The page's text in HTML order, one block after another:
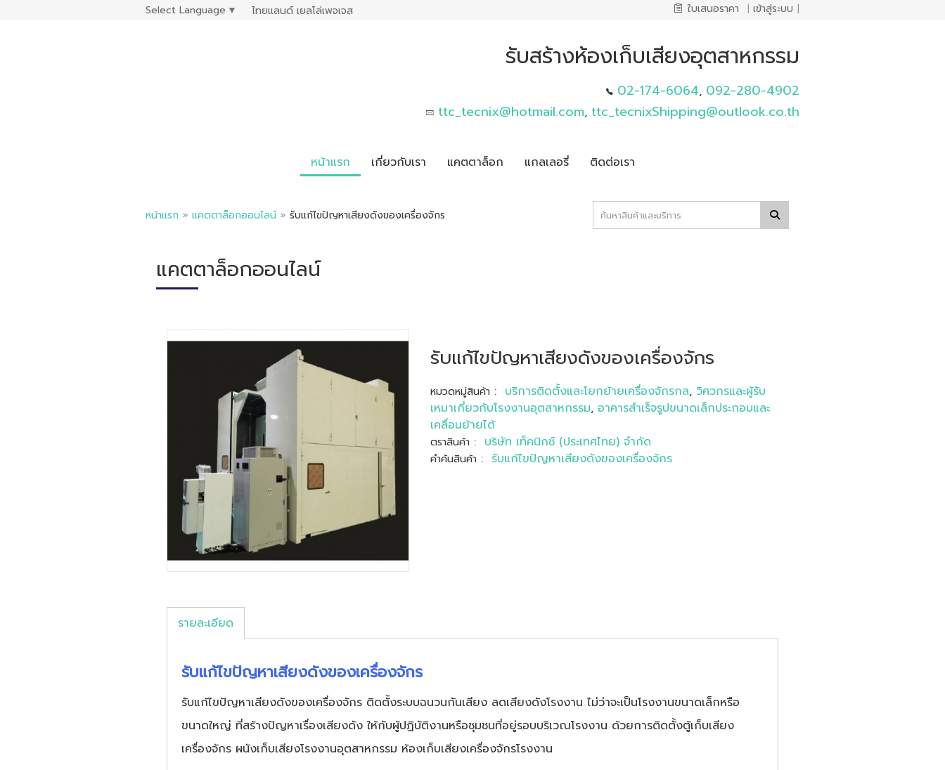
Select Language ▼ ไทยแลนด์ เยลโล่เพจเจส ใบเสนอราคา | เข้าสู่ระบบ |
รับสร้างห้องเก็บเสียงอุตสาหกรรม
02-174-6064, 092-280-4902
ttc_tecnix@hotmail.com, ttc_tecnixShipping@outlook.co.th
หน้าแรก เกี่ยวกับเรา แคตตาล็อก แกลเลอรี่ ติดต่อเรา
หน้าแรก » แคตตาล็อกออนไลน์ » รับแก้ไขปัญหาเสียงดังของเครื่องจักร
แคตตาล็อกออนไลน์
รับแก้ไขปัญหาเสียงดังของเครื่องจักร
หมวดหมู่สินค้า : บริการติดตั้งและโยกย้ายเครื่องจักรกล, วิศวกรและผู้รับ
เหมาเกี่ยวกับโรงงานอุตสาหกรรม, อาคารสำเร็จรูปขนาดเล็กประกอบและ
เคลื่อนย้ายได้
ตราสินค้า : บริษัท เท็คนิกซ์ (ประเทศไทย) จำกัด
คำค้นสินค้า : รับแก้ไขปัญหาเสียงดังของเครื่องจักร
รายละเอียด
รับแก้ไขปัญหาเสียงดังของเครื่องจักร
รับแก้ไขปัญหาเสียงดังของเครื่องจักร ติดตั้งระบบฉนวนกันเสียง ลดเสียงดังโรงงาน ไม่ว่าจะเป็นโรงงานขนาดเล็กหรือ
ขนาดใหญ่ ที่สร้างปัญหาเรื่องเสียงดัง ให้กับผู้ปฏิบัติงานหรือชุมชนที่อยู่รอบบริเวณโรงงาน ด้วยการติดตั้งตู้เก็บเสียง
เครื่องจักร ผนังเก็บเสียงโรงงานอุตสาหกรรม ห้องเก็บเสียงเครื่องจักรโรงงาน